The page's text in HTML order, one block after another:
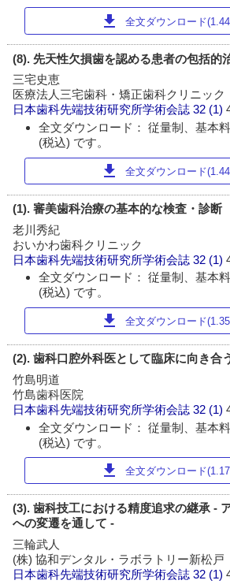
download 全文ダウンロード
(8). 先天性欠損歯を認める患者の包括的
三宅史恵
医療法人三宅歯科・矯正歯科クリニック
日本歯科先端技術研究所学術会誌 32 (1)
全文ダウンロード： 従量制、基本
(税込) です。
download 全文ダウンロード
(1). 審美歯科治療の基本的な検査・診断
老川秀紀
おいかわ歯科クリニック
日本歯科先端技術研究所学術会誌 32 (1)
全文ダウンロード： 従量制、基本
(税込) です。
download 全文ダウンロード
(2). 歯科口腔外科医として臨床に向き合
竹島明道
竹島歯科医院
日本歯科先端技術研究所学術会誌 32 (1)
全文ダウンロード： 従量制、基本
(税込) です。
download 全文ダウンロード
(3). 歯科技工における精度追求の継承 -
への変遷を通して -
三輪武人
(株) 協和デンタル・ラボラトリー新松戸
日本歯科先端技術研究所学術会誌 32 (1)